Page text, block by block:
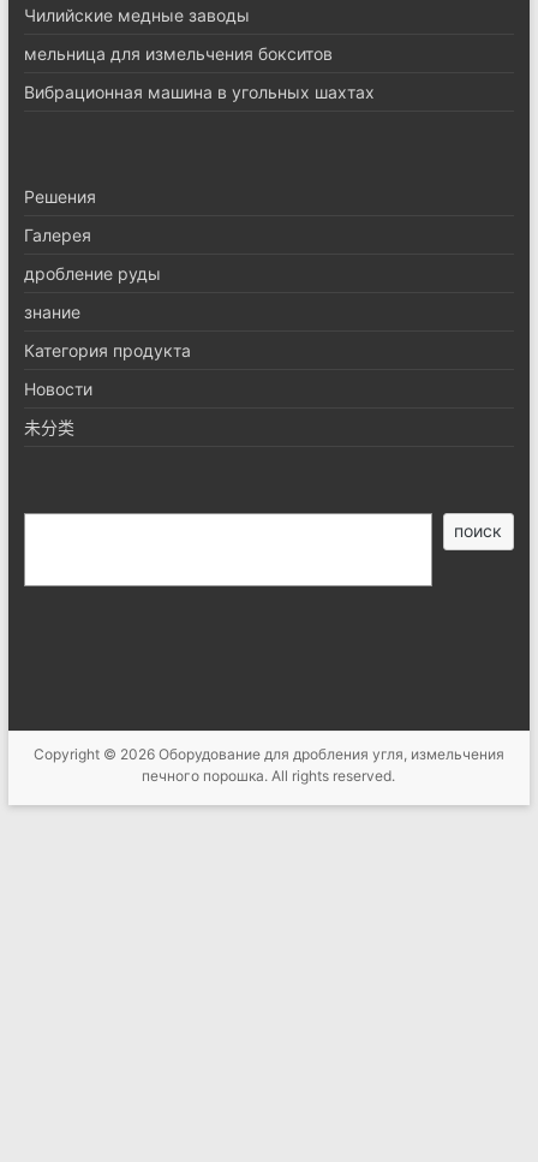
Чилийские медные заводы
мельница для измельчения бокситов
Вибрационная машина в угольных шахтах
Pешения
Галерея
дробление руды
знание
Категория продукта
Новости
未分类
поиск
Copyright © 2026 Оборудование для дробления угля, измельчения
печного порошка. All rights reserved.